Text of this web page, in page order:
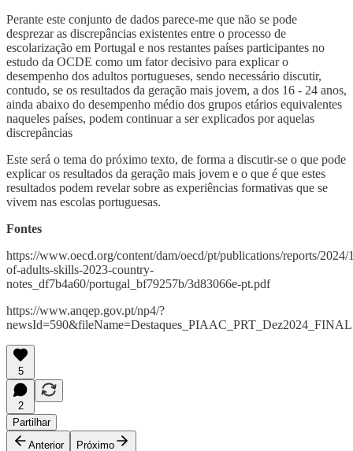
Perante este conjunto de dados parece-me que não se pode
desprezar as discrepâncias existentes entre o processo de
escolarização em Portugal e nos restantes países participantes no
estudo da OCDE como um fator decisivo para explicar o
desempenho dos adultos portugueses, sendo necessário discutir,
contudo, se os resultados da geração mais jovem, a dos 16 - 24 anos,
ainda abaixo do desempenho médio dos grupos etários equivalentes
naqueles países, podem continuar a ser explicados por aquelas
discrepâncias
Este será o tema do próximo texto, de forma a discutir-se o que pode
explicar os resultados da geração mais jovem e o que é que estes
resultados podem revelar sobre as experiências formativas que se
vivem nas escolas portuguesas.
Fontes
https://www.oecd.org/content/dam/oecd/pt/publications/reports/2024/
of-adults-skills-2023-country-
notes_df7b4a60/portugal_bf79257b/3d83066e-pt.pdf
https://www.anqep.gov.pt/np4/?
5
2
Partilhar
Anterior
Próximo